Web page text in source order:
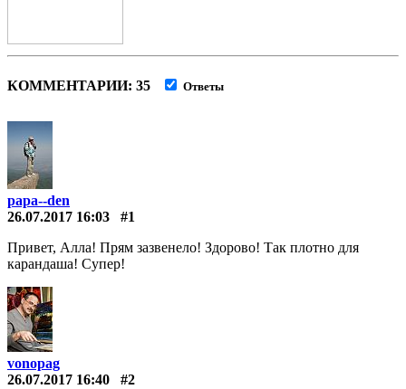
КОММЕНТАРИИ: 35 Ответы
papa--den
26.07.2017 16:03
#1
Привет, Алла! Прям зазвенело! Здорово! Так плотно для
карандаша! Супер!
vonopag
26.07.2017 16:40
#2